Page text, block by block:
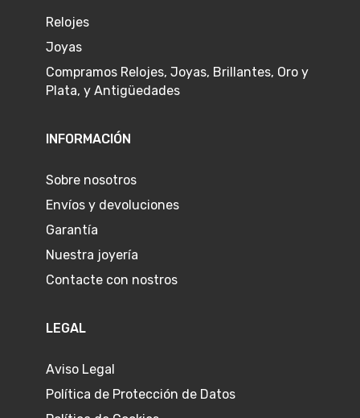
Relojes
Joyas
Compramos Relojes, Joyas, Brillantes, Oro y
Plata, y Antigüedades
INFORMACIÓN
Sobre nosotros
Envíos y devoluciones
Garantía
Nuestra joyería
Contacte con nostros
LEGAL
Aviso Legal
Política de Protección de Datos